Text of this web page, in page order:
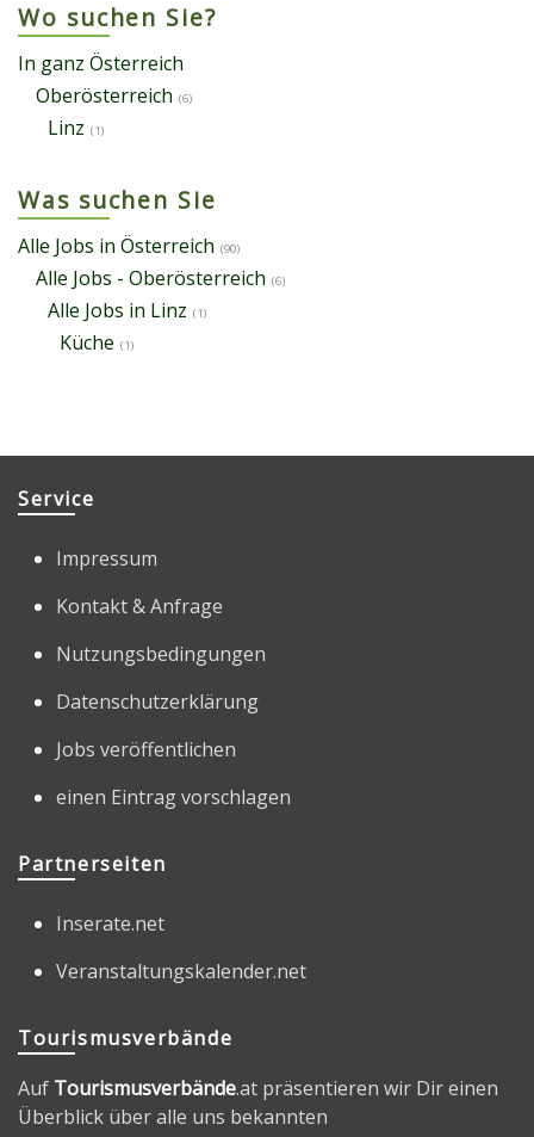
Wo suchen Sie?
In ganz Österreich
Oberösterreich (6)
Linz (1)
Was suchen Sie
Alle Jobs in Österreich (90)
Alle Jobs - Oberösterreich (6)
Alle Jobs in Linz (1)
Küche (1)
Service
Impressum
Kontakt & Anfrage
Nutzungsbedingungen
Datenschutzerklärung
Jobs veröffentlichen
einen Eintrag vorschlagen
Partnerseiten
Inserate.net
Veranstaltungskalender.net
Tourismusverbände
Auf Tourismusverbände.at präsentieren wir Dir einen
Überblick über alle uns bekannten